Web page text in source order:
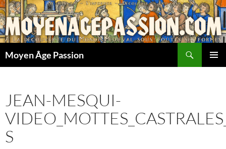
Aller
au
contenu
Moyen Âge Passion
JEAN-MESQUI-
S